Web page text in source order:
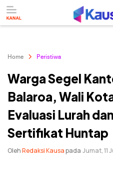
Home Peristiwa
Warga Segel
Balaroa, Wali
Evaluasi Lurah
Sertifikat Huntap
OlehRedaksi Kausapada Jumat, 11